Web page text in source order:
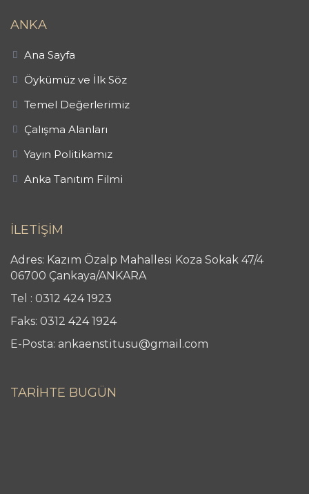
ANKA
Ana Sayfa
Öykümüz ve İlk Söz
Temel Değerlerimiz
Çalışma Alanları
Yayın Politikamız
Anka Tanıtım Filmi
İLETİŞİM
Adres: Kazım Özalp Mahallesi Koza Sokak 47/4
06700 Çankaya/ANKARA
Tel : 0312 424 1923
Faks: 0312 424 1924
E-Posta: ankaenstitusu@gmail.com
TARİHTE BUGÜN